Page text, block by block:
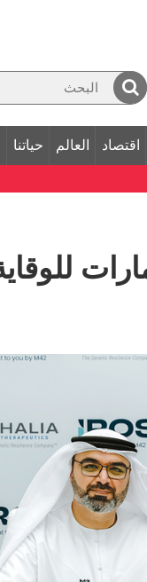
اقتصاد العالم حياتنا